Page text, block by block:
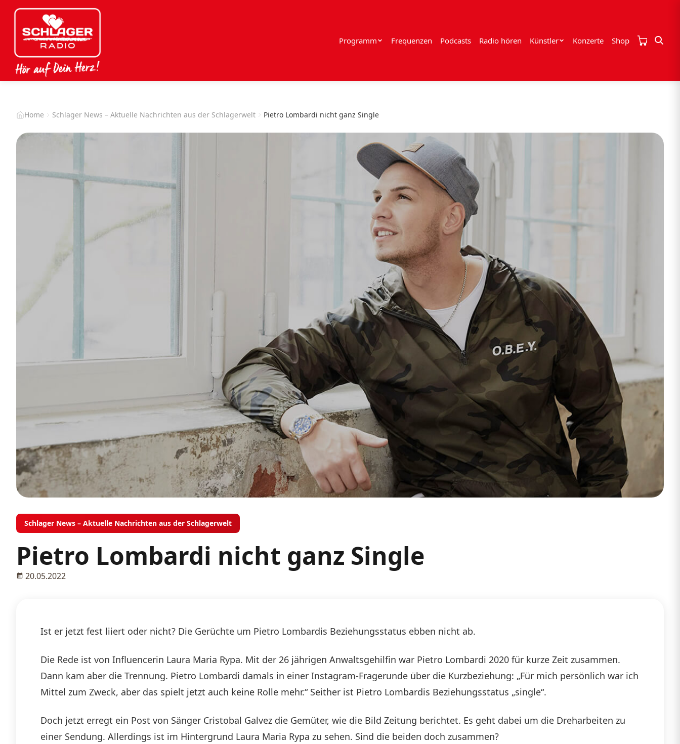
Programm Frequenzen Podcasts Radio hören Künstler Konzerte Shop
Home Schlager News – Aktuelle Nachrichten aus der Schlagerwelt Pietro Lombardi nicht ganz Single
Schlager News – Aktuelle Nachrichten aus der Schlagerwelt
Pietro Lombardi nicht ganz Single
20.05.2022
Ist er jetzt fest liiert oder nicht? Die Gerüchte um Pietro Lombardis Beziehungsstatus ebben nicht ab.
Die Rede ist von Influencerin Laura Maria Rypa. Mit der 26 jährigen Anwaltsgehilfin war Pietro Lombardi 2020 für kurze Zeit zusammen.
Dann kam aber die Trennung. Pietro Lombardi damals in einer Instagram-Fragerunde über die Kurzbeziehung: „Für mich persönlich war ich
Mittel zum Zweck, aber das spielt jetzt auch keine Rolle mehr.“ Seither ist Pietro Lombardis Beziehungsstatus „single“.
Doch jetzt erregt ein Post von Sänger Cristobal Galvez die Gemüter, wie die Bild Zeitung berichtet. Es geht dabei um die Dreharbeiten zu
einer Sendung. Allerdings ist im Hintergrund Laura Maria Rypa zu sehen. Sind die beiden doch zusammen?